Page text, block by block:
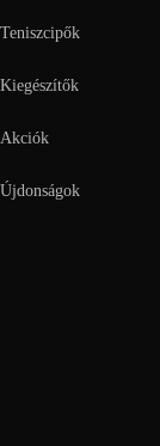
Teniszcipők
Kiegészítők
Akciók
Újdonságok